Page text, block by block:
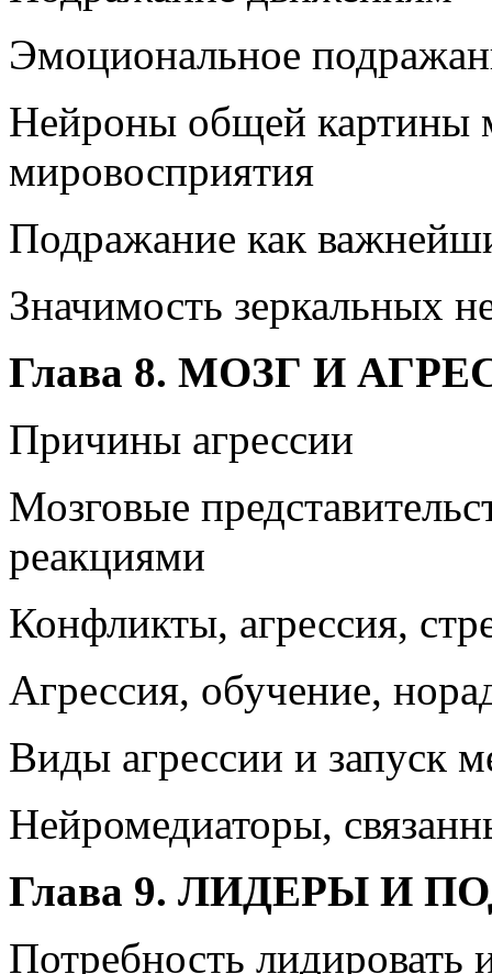
Эмоциональное
Нейроны общей картины
мировосприятия
Подражание как
Значимость зеркальных
Глава 8. МОЗГ И
Причины агрессии
Мозговые
реакциями
Конфликты, агрессия,
Агрессия, обучение,
Виды агрессии и запуск
Нейромедиаторы,
Глава 9. ЛИДЕРЫ И
Потребность лидировать